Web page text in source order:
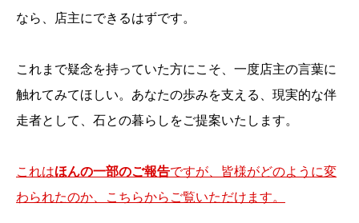
なら、店主にできるはずです。
これまで疑念を持っていた方にこそ、一度店主の言葉に
触れてみてほしい。あなたの歩みを支える、現実的な伴
走者として、石との暮らしをご提案いたします。
これはほんの一部のご報告ですが、皆様がどのように変
わられたのか、こちらからご覧いただけます。